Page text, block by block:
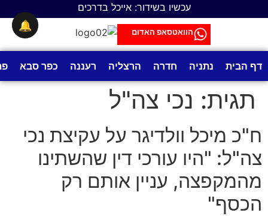
עכשיו בשידור: אייכל בדרכים
הוואטסאפ האדום
דף הבית נתניה חדרה הרצליה רעננה כפר סבא
תגית: נכי צה"ל
ח"כ מיכל וולדיגר על עקיצת נכי
צה"ל: "היו עורכי דין שהשתינו
מהמקפצה, עניין אותם רק
הכסף"
🔔